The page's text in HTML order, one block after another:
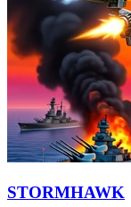
STORMHAWK